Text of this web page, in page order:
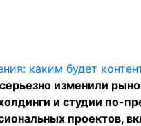
изменили
и студии по-
проектов,